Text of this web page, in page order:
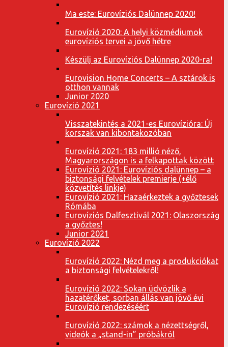
Ma este: Eurovíziós Dalünnep 2020!
Eurovízió 2020: A helyi közmédiumok
eurovíziós tervei a jövő hétre
Készülj az Eurovíziós Dalünnep 2020-ra!
Eurovision Home Concerts – A sztárok is
otthon vannak
Junior 2020
Eurovízió 2021
Visszatekintés a 2021-es Eurovízióra: Új
korszak van kibontakozóban
Eurovízió 2021: 183 millió néző,
Magyarországon is a felkapottak között
Eurovízió 2021: Eurovíziós dalünnep – a
biztonsági felvételek premierje (+élő
közvetítés linkje)
Eurovízió 2021: Hazaérkeztek a győztesek
Rómába
Eurovíziós Dalfesztivál 2021: Olaszország
a győztes!
Junior 2021
Eurovízió 2022
Eurovízió 2022: Nézd meg a produkciókat
a biztonsági felvételekről!
Eurovízió 2022: Sokan üdvözlik a
hazatérőket, sorban állás van jövő évi
Eurovízió rendezéséért
Eurovízió 2022: számok a nézettségről,
videók a „stand-in” próbákról